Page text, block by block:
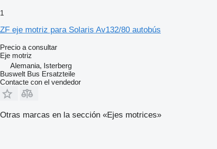
1
ZF eje motriz para Solaris Av132/80 autobús
Precio a consultar
Eje motriz
Alemania, Isterberg
Buswelt Bus Ersatzteile
Contacte con el vendedor
Otras marcas en la sección «Ejes motrices»